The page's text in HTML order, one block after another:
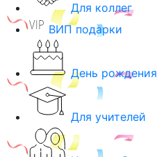
Для коллег
ВИП подарки
День рождения
Для учителей